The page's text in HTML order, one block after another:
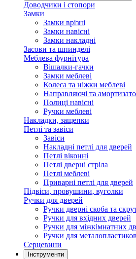
Доводчики і стопори
Замки
Замки врізні
Замки навісні
Замки накладні
Засови та шпинделі
Меблева фурнітура
Вішалки-гачки
Замки меблеві
Колеса та ніжки меблеві
Направляючі та
Полиці навісні
Ручки меблеві
Накладки, защепки
Петлі та завіси
Завіси
Накладні петлі для дверей
Петлі віконні
Петлі дверні стріла
Петлі меблеві
Приварні петлі для дверей
Підвіси, провушини, вуголки
Ручки для дверей
Ручки дверні скоба та
Ручки для вхідних дверей
Ручки для міжкімнатних
Ручки для
Серцевини
Інструменти